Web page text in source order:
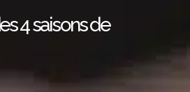
4 saisons de